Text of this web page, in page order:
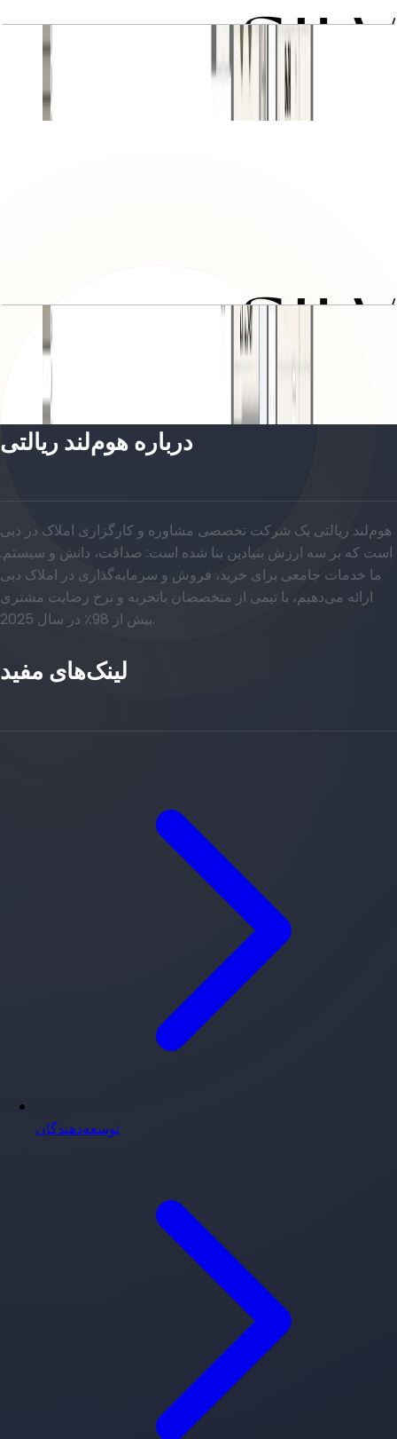
TOWNHOUSE
باز کردن چیدمان
TOWNHOUSE
باز کردن چیدمان
درباره هوم‌لند ریالتی
هوم‌لند ریالتی یک شرکت تخصصی مشاوره و کارگزاری املاک در دبی
است که بر سه ارزش بنیادین بنا شده است: صداقت، دانش و سیستم.
ما خدمات جامعی برای خرید، فروش و سرمایه‌گذاری در املاک دبی
ارائه می‌دهیم، با تیمی از متخصصان باتجربه و نرخ رضایت مشتری
بیش از 98٪ در سال 2025.
لینک‌های مفید
توسعه‌دهندگان